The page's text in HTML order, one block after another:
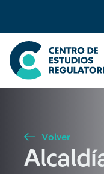
Seleccione país
Buscar
Volver